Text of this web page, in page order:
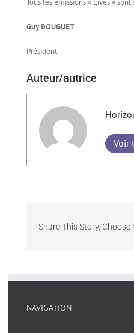
Tous les émissions « Lives » sont
Guy BOUGUET
Président
Auteur/autrice
Voir
Share This Story,
NAVIGATION